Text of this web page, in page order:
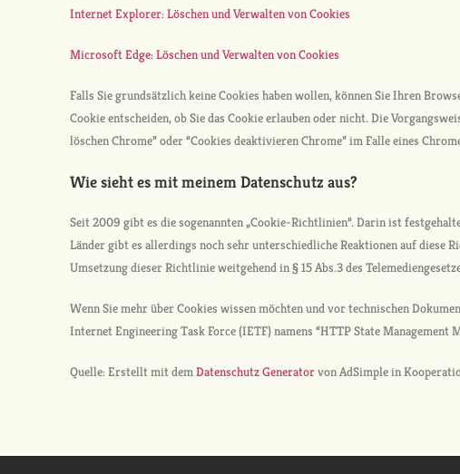
Internet Explorer: Löschen und Verwalten von Cookies
Microsoft Edge: Löschen und Verwalten von Cookies
Falls Sie grundsätzlich keine Cookies haben wollen, können Sie Ihren
Cookie entscheiden, ob Sie das Cookie erlauben oder nicht. Die
löschen Chrome” oder “Cookies deaktivieren Chrome” im Falle eines
Wie sieht es mit meinem Datenschutz aus?
Seit 2009 gibt es die sogenannten „Cookie-Richtlinien“. Darin ist
Länder gibt es allerdings noch sehr unterschiedliche Reaktionen auf
Umsetzung dieser Richtlinie weitgehend in § 15 Abs.3 des
Wenn Sie mehr über Cookies wissen möchten und vor technischen
Internet Engineering Task Force (IETF) namens “HTTP State Management
Quelle: Erstellt mit demDatenschutz Generatorvon AdSimple in